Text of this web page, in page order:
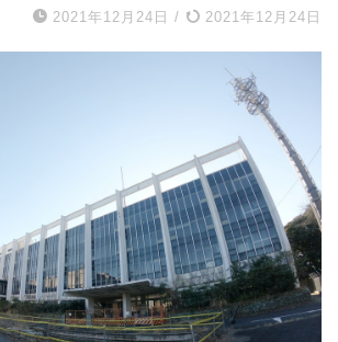
2021年12月24日 / 2021年12月24日